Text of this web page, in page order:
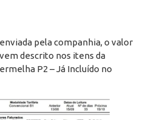
pela companhia, o valor
descrito nos itens da
P2 – Já Incluído no